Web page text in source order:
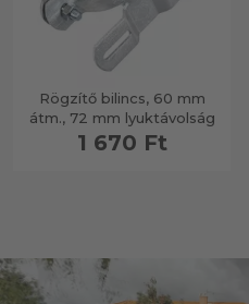
Rögzítő bilincs, 60 mm
átm., 72 mm lyuktávolság
1 670 Ft